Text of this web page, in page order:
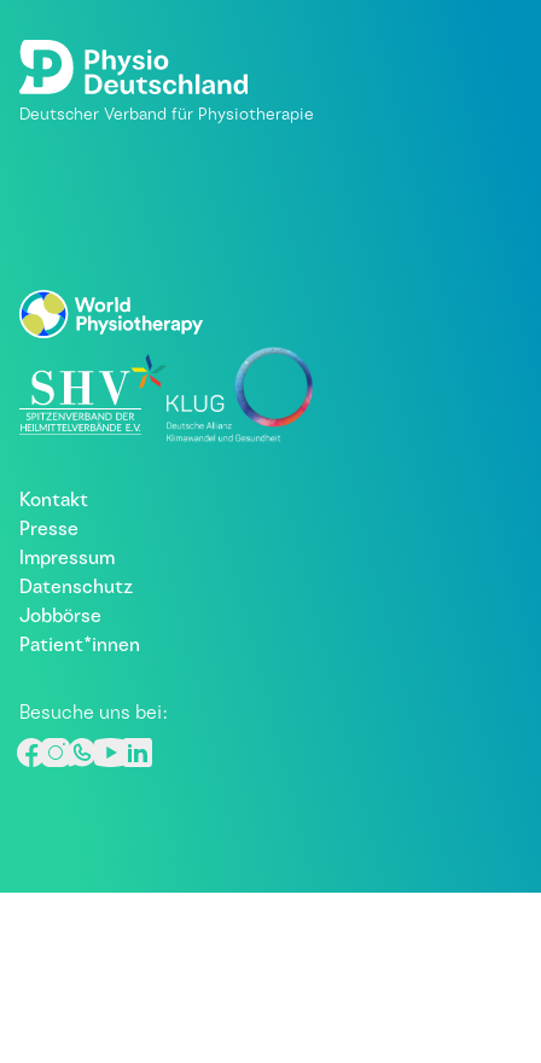
Deutscher Verband für Physiotherapie
Kontakt
Presse
Impressum
Datenschutz
Jobbörse
Patient*innen
Besuche uns bei: